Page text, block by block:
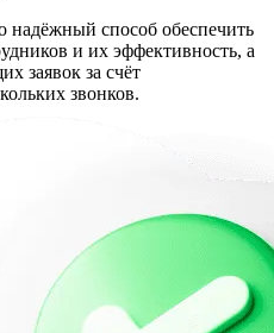
надёжный способ обеспечить
и их эффективность, а
заявок за счёт
звонков.